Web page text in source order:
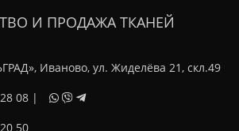
И ПРОДАЖА ТКАНЕЙ
Иваново, ул. Жиделёва 21, скл.49
08 |
50